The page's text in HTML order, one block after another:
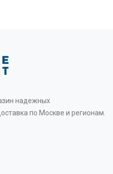
надежных
по Москве и регионам.